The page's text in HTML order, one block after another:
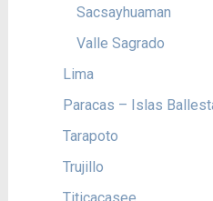
Sacsayhuaman
Valle Sagrado
Lima
Paracas – Islas
Tarapoto
Trujillo